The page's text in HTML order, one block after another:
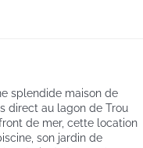
splendide maison de
direct au lagon de Trou
de mer, cette location
son jardin de